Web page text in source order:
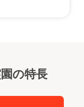
の特長